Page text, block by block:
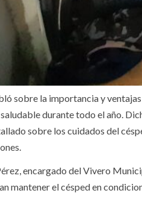
sobre la importancia y
durante todo el año.
sobre los cuidados del
encargado del Vivero
mantener el césped en